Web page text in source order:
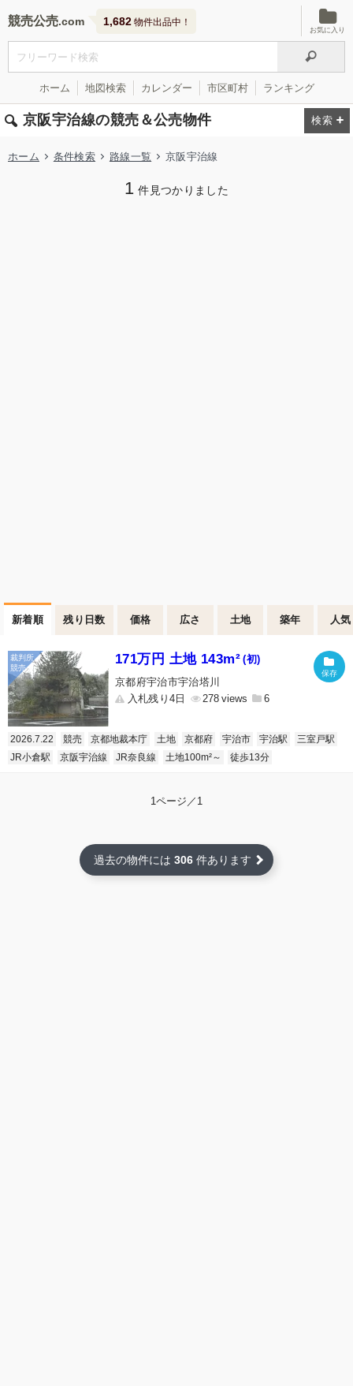
競売公売 1,682 物件出品中！
お気に入り
ホーム 地図検索 カレンダー 市区町村 ランキング
京阪宇治線の競売＆公売物件
ホーム 条件検索 路線一覧 京阪宇治線
1 件見つかりました
新着順 残り日数 価格 広さ 土地 築年 人気
171万円 土地 143m² (初)
京都府宇治市宇治塔川
入札残り4日
278 6
2026.7.22 競売 京都地裁本庁 土地 京都府 宇治市 宇治駅
三室戸駅
JR小倉駅
京阪宇治線 JR奈良線 土地100m²～ 徒歩13分
1ページ／1
過去の物件には 306 件あります